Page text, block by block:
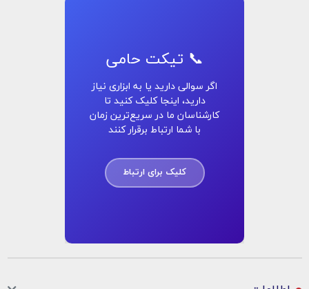
📞 تیکت حامی
اگر سوالی دارید یا به ابزاری نیاز
دارید، اینجا کلیک کنید تا
کارشناسان ما در سریع‌ترین زمان
با شما ارتباط برقرار کنند
کلیک برای ارتباط